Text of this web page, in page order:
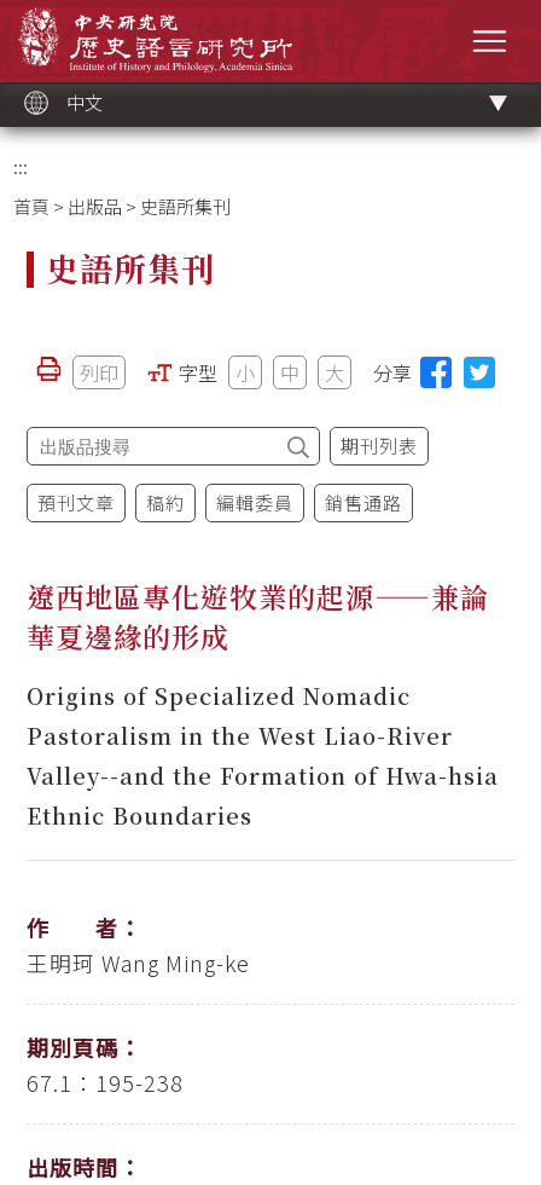
中文
:::
首頁 > 出版品 > 史語所集刊
史語所集刊
列印 字型 小 中 大 分享
期刊列表
預刊文章 稿約 編輯委員 銷售通路
遼西地區專化遊牧業的起源——兼論
華夏邊緣的形成
Origins of Specialized Nomadic
Pastoralism in the West Liao-River
Valley--and the Formation of Hwa-hsia
Ethnic Boundaries
作 者：
王明珂 Wang Ming-ke
期別頁碼：
67.1：195-238
出版時間：